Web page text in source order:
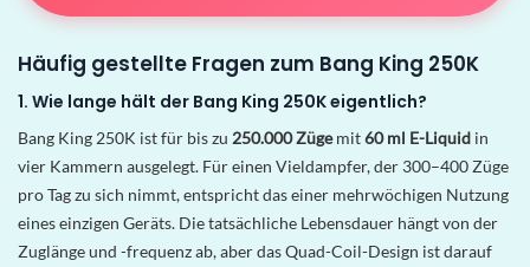
Häufig gestellte Fragen zum Bang King 250K
1. Wie lange hält der Bang King 250K eigentlich?
Bang King 250K ist für bis zu 250.000 Zügemit60 ml E-Liquid in
vier Kammern ausgelegt. Für einen Vieldampfer, der 300–400 Züge
pro Tag zu sich nimmt, entspricht das einer mehrwöchigen Nutzung
eines einzigen Geräts. Die tatsächliche Lebensdauer hängt von der
Zuglänge und -frequenz ab, aber das Quad-Coil-Design ist darauf